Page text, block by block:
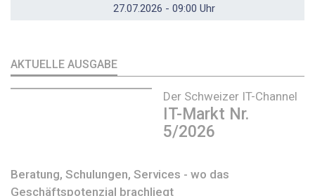
27.07.2026 - 09:00 Uhr
AKTUELLE AUSGABE
Der Schweizer IT-Channel
IT-Markt Nr.
5/2026
Beratung, Schulungen, Services - wo das
Geschäftspotenzial brachliegt